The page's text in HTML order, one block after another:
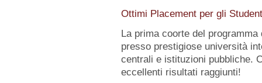
Ottimi Placement per gli
La prima coorte del
presso prestigiose università
centrali e istituzioni pubbliche.
eccellenti risultati raggiunti!